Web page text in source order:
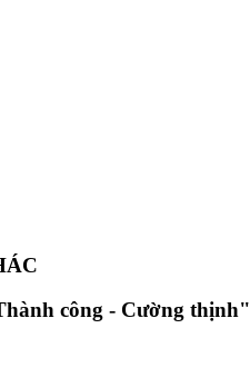
công - Cường thịnh"